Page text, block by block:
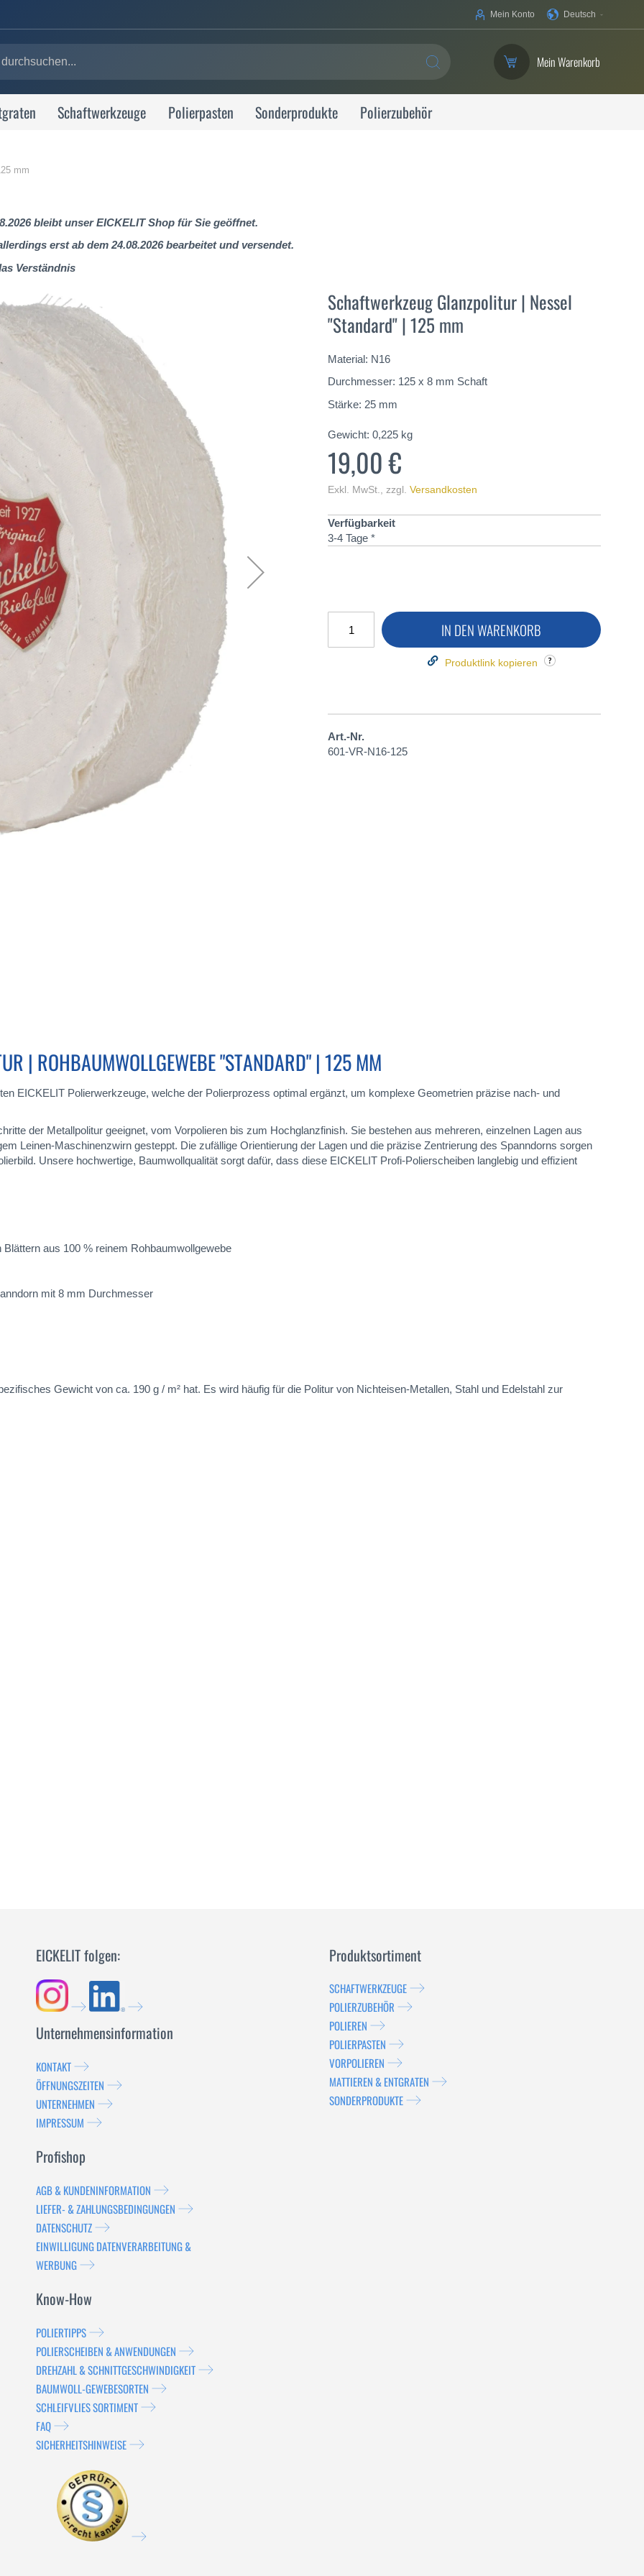
Ihre
Deutsch
Mein Konto
SUCHE Mein Warenkorb
Schaftwerkzeuge Polierpasten Sonderprodukte Polierzubehör
mm
bleibt unser EICKELIT Shop für Sie geöffnet.
erst ab dem 24.08.2026 bearbeitet und versendet.
Verständnis
Schaftwerkzeug Glanzpolitur | Nessel
"Standard" | 125 mm
Material: N16
Durchmesser: 125 x 8 mm Schaft
Stärke: 25 mm
Gewicht: 0,225 kg
19,00 €
Exkl. MwSt. zzgl. Versandkosten
Verfügbarkeit
3-4 Tage *
IN DEN WARENKORB
Produktlink kopieren
Art.-Nr.
601-VR-N16-125
| ROHBAUMWOLLGEWEBE "STANDARD" | 125 MM
EICKELIT Polierwerkzeuge, welche der Polierprozess optimal ergänzt, um komplexe Geometrien präzise nach- und
der Metallpolitur geeignet, vom Vorpolieren bis zum Hochglanzfinish. Sie bestehen aus mehreren, einzelnen Lagen aus
Leinen-Maschinenzwirn gesteppt. Die zufällige Orientierung der Lagen und die präzise Zentrierung des Spanndorns sorgen
Unsere hochwertige, Baumwollqualität sorgt dafür, dass diese EICKELIT Profi-Polierscheiben langlebig und effizient
aus 100 % reinem Rohbaumwollgewebe
mit 8 mm Durchmesser
Gewicht von ca. 190 g / m² hat. Es wird häufig für die Politur von Nichteisen-Metallen, Stahl und Edelstahl zur
EICKELIT folgen:
Unternehmensinformation
KONTAKT
ÖFFNUNGSZEITEN
UNTERNEHMEN
IMPRESSUM
Profishop
AGB & KUNDENINFORMATION
LIEFER- & ZAHLUNGSBEDINGUNGEN
DATENSCHUTZ
EINWILLIGUNG DATENVERARBEITUNG &
WERBUNG
Know-How
POLIERTIPPS
POLIERSCHEIBEN & ANWENDUNGEN
DREHZAHL & SCHNITTGESCHWINDIGKEIT
BAUMWOLL-GEWEBESORTEN
SCHLEIFVLIES SORTIMENT
FAQ
SICHERHEITSHINWEISE
Produktsortiment
SCHAFTWERKZEUGE
POLIERZUBEHÖR
POLIEREN
POLIERPASTEN
VORPOLIEREN
MATTIEREN & ENTGRATEN
SONDERPRODUKTE